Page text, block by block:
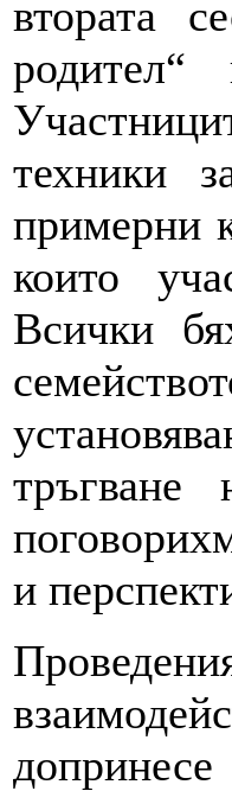
втората
техники
примерни
които
Всички
и